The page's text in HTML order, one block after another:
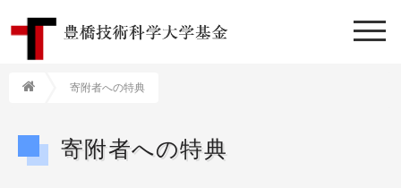
寄附者への特典
寄附者への特典